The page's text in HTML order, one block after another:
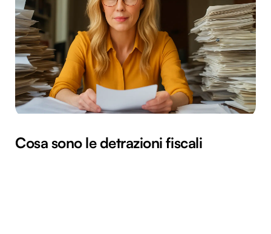
Cosa sono le detrazioni fiscali